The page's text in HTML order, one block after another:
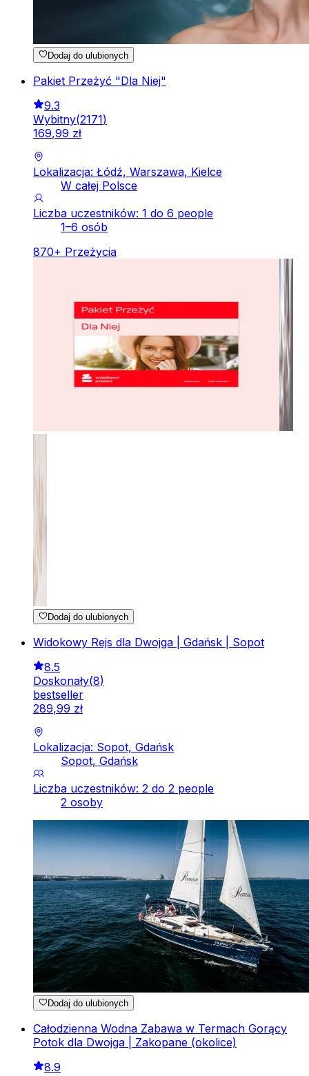
Dodaj do ulubionych
Pakiet Przeżyć "Dla Niej"
9.3
Wybitny(2171)
169,99 zł
Lokalizacja: Łódź, Warszawa, Kielce
W całej Polsce
Liczba uczestników: 1 do 6 people
1–6 osób
870+ Przeżycia
Dodaj do ulubionych
Widokowy Rejs dla Dwojga | Gdańsk | Sopot
8.5
Doskonały(8)
bestseller
289,99 zł
Lokalizacja: Sopot, Gdańsk
Sopot, Gdańsk
Liczba uczestników: 2 do 2 people
2 osoby
Dodaj do ulubionych
Całodzienna Wodna Zabawa w Termach Gorący
Potok dla Dwojga | Zakopane (okolice)
8.9